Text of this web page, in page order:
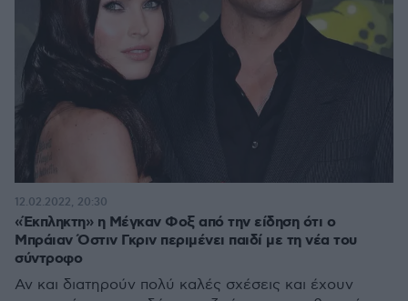
«Έκπληκτη» η Μέγκαν Φοξ από την είδηση ότι ο
Μπράιαν Όστιν Γκριν περιμένει παιδί με τη νέα του
σύντροφο
Αν και διατηρούν πολύ καλές σχέσεις και έχουν
12.02.2022, 20:30